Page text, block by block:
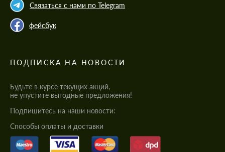
Связаться с нами по Telegram
фейсбук
ПОДПИСКА НА НОВОСТИ
Будьте в курсе текущих акций,
не упустите выгодные предложения!
Подпишитесь на наши новости:
Cпособы оплаты и доставки